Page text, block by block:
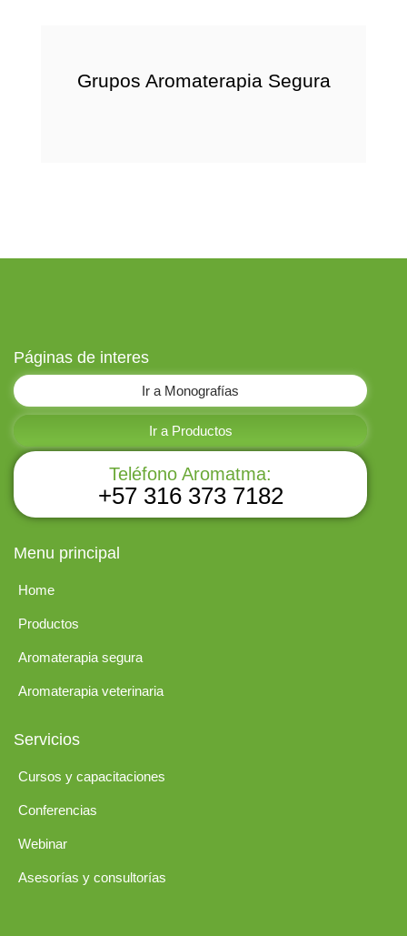
Grupos Aromaterapia Segura
Páginas de interes
Ir a Monografías
Ir a Productos
Teléfono Aromatma:
+57 316 373 7182
Menu principal
Home
Productos
Aromaterapia segura
Aromaterapia veterinaria
Servicios
Cursos y capacitaciones
Conferencias
Webinar
Asesorías y consultorías